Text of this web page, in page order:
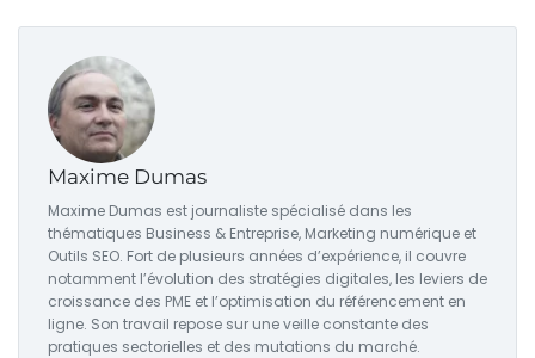
Maxime Dumas
Maxime Dumas est journaliste spécialisé dans les
thématiques Business & Entreprise, Marketing numérique et
Outils SEO. Fort de plusieurs années d’expérience, il couvre
notamment l’évolution des stratégies digitales, les leviers de
croissance des PME et l’optimisation du référencement en
ligne. Son travail repose sur une veille constante des
pratiques sectorielles et des mutations du marché.